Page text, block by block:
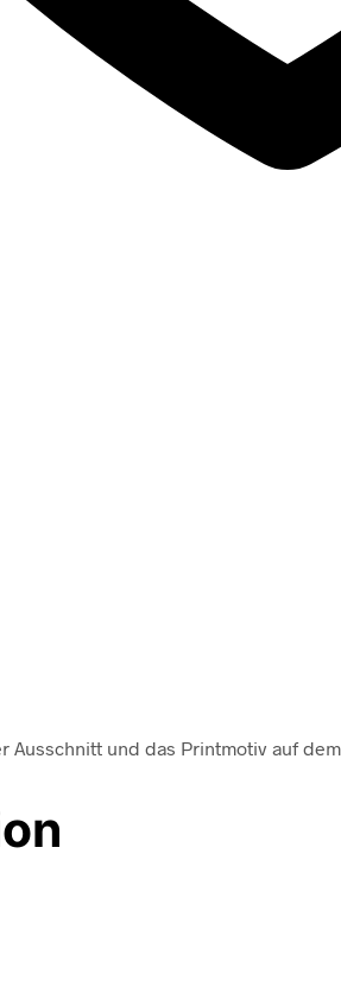
und das Printmotiv auf